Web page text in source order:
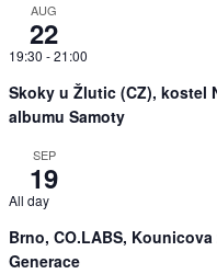
AUG
22
19:30 -21:00
Skoky u Žlutic (CZ), kostel
albumu Samoty
SEP
19
All day
Brno, CO.LABS,
Generace